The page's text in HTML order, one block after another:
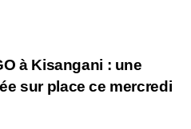
à Kisangani : une
sur place ce mercredi